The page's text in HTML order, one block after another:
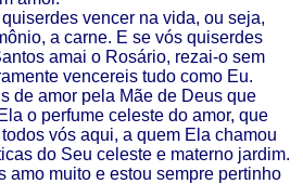
vencer na vida, ou seja,
a carne. E se vós quiserdes
amai o Rosário, rezai-o sem
vencereis tudo como Eu.
de amor pela Mãe de Deus que
o perfume celeste do amor, que
vós aqui, a quem Ela chamou
do Seu celeste e materno jardim.
amo muito e estou sempre pertinho